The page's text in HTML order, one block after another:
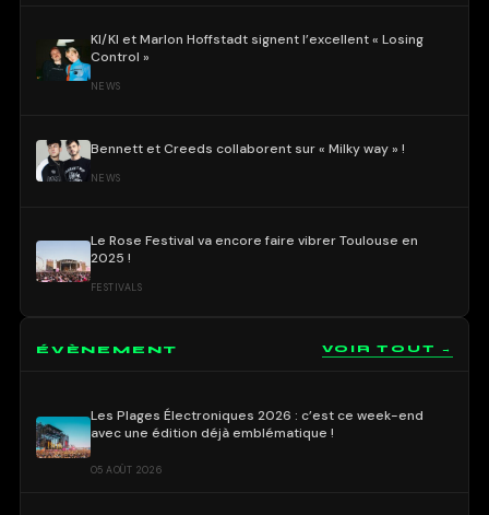
KI/KI et Marlon Hoffstadt signent l’excellent « Losing
Control »
NEWS
Bennett et Creeds collaborent sur « Milky way » !
NEWS
Le Rose Festival va encore faire vibrer Toulouse en
2025 !
FESTIVALS
ÉVÈNEMENT VOIR TOUT →
Les Plages Électroniques 2026 : c’est ce week-end
avec une édition déjà emblématique !
05 AOÛT 2026